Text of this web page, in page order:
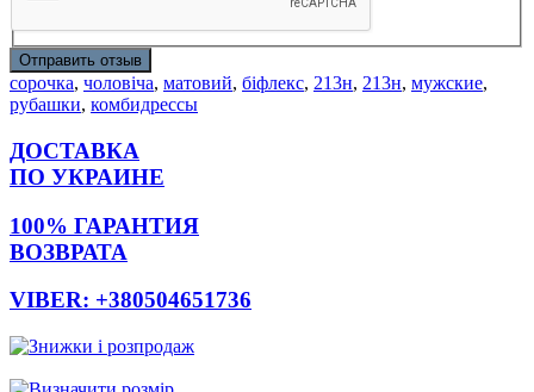
Отправить отзыв
сорочка, чоловіча, матовий, біфлекс, 213н, 213н, мужские,
рубашки, комбидрессы
ДОСТАВКА
ПО УКРАИНЕ
100% ГАРАНТИЯ
ВОЗВРАТА
VIBER: +380504651736